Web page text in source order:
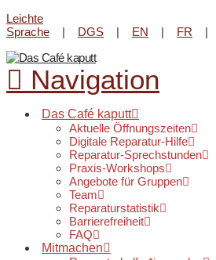
Leichte
Sprache | DGS | EN | FR |
Navigation
Das Café kaputt
Aktuelle Öffnungszeiten
Digitale Reparatur-Hilfe
Reparatur-Sprechstunden
Praxis-Workshops
Angebote für Gruppen
Team
Reparaturstatistik
Barrierefreiheit
FAQ
Mitmachen
Reparatur-Angebot im Lene-
Voigt Park beimKultur-Kiosk
am